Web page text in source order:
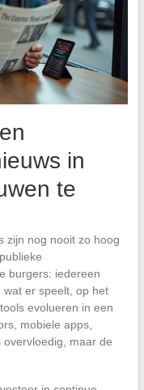
in
te
zijn nog nooit zo hoog
burgers: iedereen
er speelt, op het
evolueren in een
mobiele apps,
maar de